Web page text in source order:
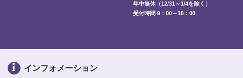
年中無休（12/31～1/4を除く）
受付時間 9：00～18：00
インフォメーション